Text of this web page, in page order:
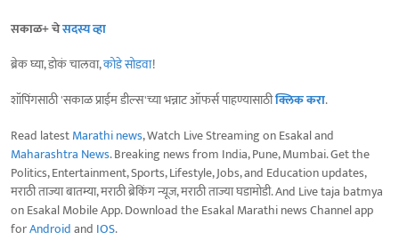
सकाळ+ चेसदस्य व्हा
ब्रेक घ्या, डोकं चालवा,कोडे सोडवा!
शॉपिंगसाठी 'सकाळ प्राईम डील्स'च्या भन्नाट ऑफर्स पाहण्यासाठीक्लिक करा.
Read latestMarathi news, Watch Live Streaming on Esakal and
Maharashtra News. Breaking news from India, Pune, Mumbai. Get the
Politics, Entertainment, Sports, Lifestyle, Jobs, and Education updates,
मराठी ताज्या बातम्या, मराठी ब्रेकिंग न्यूज, मराठी ताज्या घडामोडी. And Live taja batmya
on Esakal Mobile App. Download the Esakal Marathi news Channel app
forAndroidand IOS.